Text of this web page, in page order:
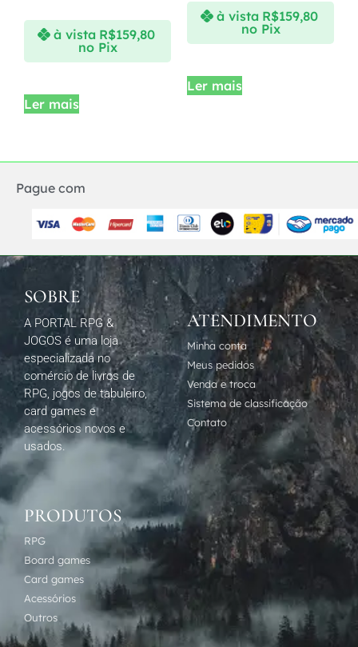
à vista R$159,80
no Pix
Ler mais
à vista R$159,80
no Pix
Ler mais
Pague com
SOBRE
A PORTAL RPG &
JOGOS é uma loja
especializada no
comércio de livros de
RPG, jogos de tabuleiro,
card games e
acessórios novos e
usados.
ATENDIMENTO
Minha conta
Meus pedidos
Venda e troca
Sistema de classificação
Contato
PRODUTOS
RPG
Board games
Card games
Acessórios
Outros